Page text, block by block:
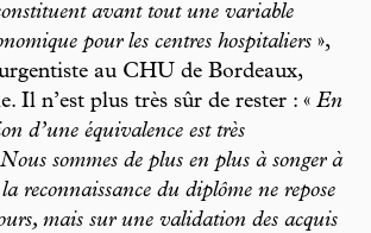
avant tout une variable
pour les centres hospitaliers »,
au CHU de Bordeaux,
Il n’est plus très sûr de rester : « En
d’une équivalence est très
sommes de plus en plus à songer à
reconnaissance du diplôme ne repose
mais sur une validation des acquis